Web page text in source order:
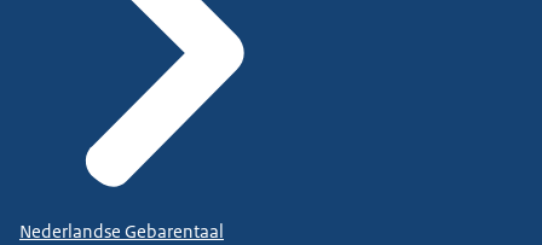
Nederlandse Gebarentaal